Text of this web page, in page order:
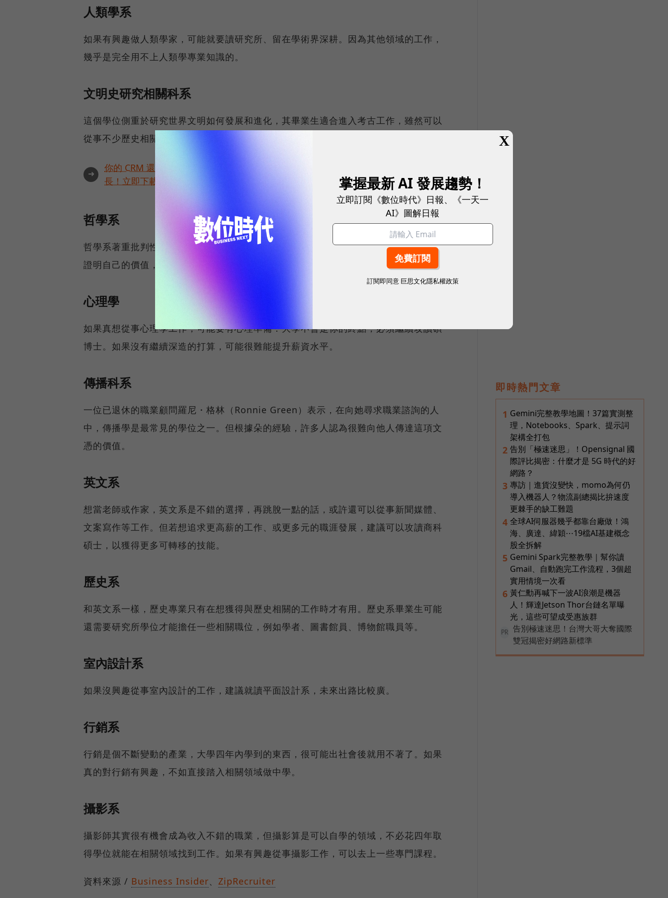
人類學系
如果有興趣做人類學家，可能就要讀研究所、留在學術界深耕。因為其他領域的工作，
幾乎是完全用不上人類學專業知識的。
文明史研究相關科系
這個學位側重於研究世界文明如何發展和進化，其畢業生適合進入考古工作，雖然可以
從事不少歷史相關工作，但相較之下還是比較限縮。
➜
你的 CRM 還只能用一半？好工具不僅能幫你管理客戶，還會決定企業能不能持續成
長！立即下載成功案例🏅
哲學系
哲學系著重批判性思考和分析，雖然是很重要的軟技能，但在學術界以外的圈子不容易
證明自己的價值，就業門檻較高。
心理學
如果真想從事心理學工作，可能要有心理準備：大學不會是你的終點，必須繼續攻讀碩
博士。如果沒有繼續深造的打算，可能很難能提升薪資水平。
傳播科系
一位已退休的職業顧問羅尼・格林（Ronnie Green）表示，在向她尋求職業諮詢的人
中，傳播學是最常見的學位之一。但根據朵的經驗，許多人認為很難向他人傳達這項文
憑的價值。
英文系
想當老師或作家，英文系是不錯的選擇，再跳脫一點的話，或許還可以從事新聞媒體、
文案寫作等工作。但若想追求更高薪的工作、或更多元的職涯發展，建議可以攻讀商科
碩士，以獲得更多可轉移的技能。
歷史系
和英文系一樣，歷史專業只有在想獲得與歷史相關的工作時才有用。歷史系畢業生可能
還需要研究所學位才能擔任一些相關職位，例如學者、圖書館員、博物館職員等。
室內設計系
如果沒興趣從事室內設計的工作，建議就讀平面設計系，未來出路比較廣。
行銷系
行銷是個不斷變動的產業，大學四年內學到的東西，很可能出社會後就用不著了。如果
真的對行銷有興趣，不如直接踏入相關領域做中學。
攝影系
攝影師其實很有機會成為收入不錯的職業，但攝影算是可以自學的領域，不必花四年取
得學位就能在相關領域找到工作。如果有興趣從事攝影工作，可以去上一些專門課程。
資料來源 / Business Insider、 ZipRecruiter
即時熱門文章
1 Gemini完整教學地圖！37篇實測整
理，Notebooks、Spark、提示詞
架構全打包
2 告別「極速迷思」！Opensignal 國
際評比揭密：什麼才是 5G 時代的好
網路？
3 專訪｜進貨沒變快，momo為何仍
導入機器人？物流副總揭比拚速度
更棘手的缺工難題
4 全球AI伺服器幾乎都靠台廠做！鴻
海、廣達、緯穎⋯19檔AI基建概念
股全拆解
5 Gemini Spark完整教學｜幫你讀
Gmail、自動跑完工作流程，3個超
實用情境一次看
6 黃仁勳再喊下一波AI浪潮是機器
人！輝達Jetson Thor台鏈名單曝
光，這些可望成受惠族群
PR
告別極速迷思！台灣大哥大奪國際
雙冠揭密好網路新標準
X
掌握最新 AI 發展趨勢！
立即訂閱《數位時代》日報、《一天一
AI》圖解日報
訂閱即同意 巨思文化隱私權政策